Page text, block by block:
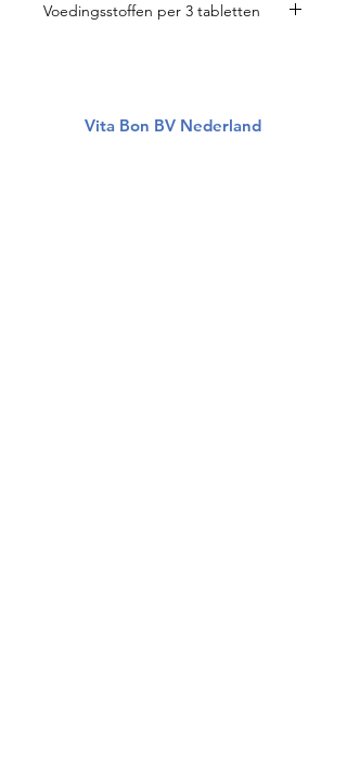
Voedingsstoffen per 3 tabletten
Cats Claw (binnenbast) 200 mg
Vita Bon BV Nederland